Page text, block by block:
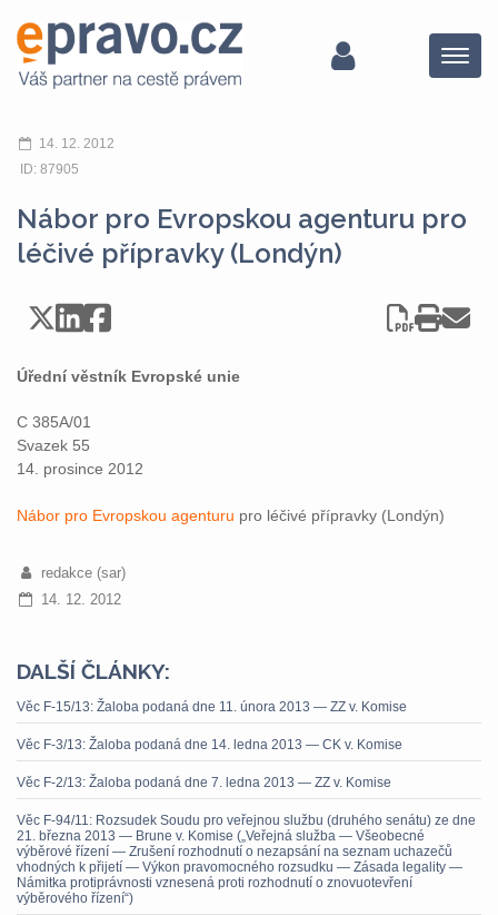
Menu
14. 12. 2012
ID: 87905
Nábor pro Evropskou agenturu pro
léčivé přípravky (Londýn)
Úřední věstník Evropské unie
C 385A/01
Svazek 55
14. prosince 2012
Nábor pro Evropskou agenturu pro léčivé přípravky (Londýn)
redakce (sar)
14. 12. 2012
DALŠÍ ČLÁNKY:
Věc F-15/13: Žaloba podaná dne 11. února 2013 — ZZ v. Komise
Věc F-3/13: Žaloba podaná dne 14. ledna 2013 — CK v. Komise
Věc F-2/13: Žaloba podaná dne 7. ledna 2013 — ZZ v. Komise
Věc F-94/11: Rozsudek Soudu pro veřejnou službu (druhého senátu) ze dne
21. března 2013 — Brune v. Komise („Veřejná služba — Všeobecné
výběrové řízení — Zrušení rozhodnutí o nezapsání na seznam uchazečů
vhodných k přijetí — Výkon pravomocného rozsudku — Zásada legality —
Námitka protiprávnosti vznesená proti rozhodnutí o znovuotevření
výběrového řízení“)